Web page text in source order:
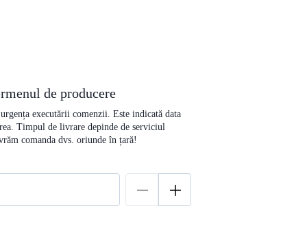
de producere
executării comenzii. Este indicată data
Timpul de livrare depinde de serviciul
comanda dvs. oriunde în țară!